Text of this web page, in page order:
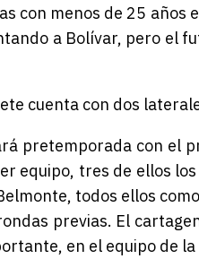
con menos de 25 años
a Bolívar, pero el
cuenta con dos
pretemporada con el
equipo, tres de ellos
todos ellos
previas. El
en el equipo de